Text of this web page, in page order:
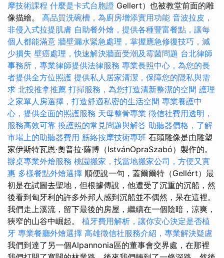
摩技術課程 什麼是卡式台胞證 Gellert）也被教堂前面的雕
像描繪。 高品質洗碗槽，為廚房增添實用功能 音波拉皮，
非侵入式拉提肌膚 自助餐外燴，提供各種豐富餐點，讓每
個人都能滿意 牆壁漏水緊急處理，掌握應急修復技巧，減
少損失 壁癌處理，快速解決牆面受潮及霉菌問題 台北律師
事務所，專業律師提供法律服務 專業長照中心，為您的長
者提供全方位照護 提供私人居家清潔，保障您的隱私與需
求 北投推拿推薦 打掃服務，為您打造清新整潔的空間 護理
之家單人房選擇，打造舒適私密的生活空間 專業養護中
心，提供全面的照護服務 天母整骨專業 徵信社費用透明，
服務高效可靠 換護照的常見問題與解答 助聽器價格，了解
市場上的助聽器費用 筋絡按摩技術專班 石頭雕像是由雕塑
家伊斯特瓦恩·奧普拉·薩博（IstvánOpraSzabó）製作的。
辦桌專業外燴服務 桃園搬家，找當地搬家公司，方便又實
惠 多樣餐點外燴選擇 順便說一句，蓋爾爾特（Gellért）最
初是在試圖去聖地，但根據傳說，他遭受了沉重的沉船，然
後看到匈牙利的許多外邦人感到沉船並不偶然，呆在這裡。
我們走上溪流，留下最後的房屋，繼續在一個陰暗，涼爽，
狹窄的山谷中崛起。 植牙費用解析，讓你安心決定是否植
牙 專業餐廳外燴選擇 高雄徵信社服務介紹，專業解決疑慮
我們到達了另一個Alpannonia區的董事會交界處，在那裡